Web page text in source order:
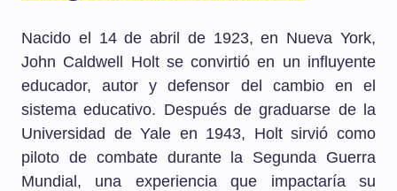
Nacido el 14 de abril de 1923, en Nueva York,
John Caldwell Holt se convirtió en un influyente
educador, autor y defensor del cambio en el
sistema educativo. Después de graduarse de la
Universidad de Yale en 1943, Holt sirvió como
piloto de combate durante la Segunda Guerra
Mundial, una experiencia que impactaría su